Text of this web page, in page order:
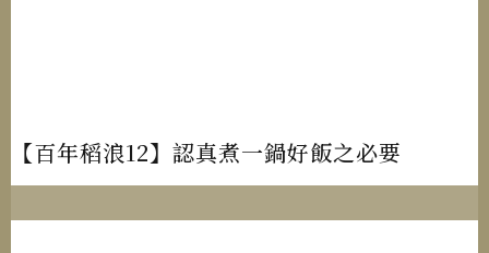
【百年稻浪12】認真煮一鍋好飯之必要